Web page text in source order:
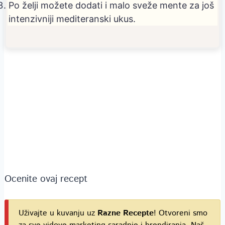
Po želji možete dodati i malo sveže mente za još
intenzivniji mediteranski ukus.
Ocenite ovaj recept
Uživajte u kuvanju uz Razne Recepte! Otvoreni smo